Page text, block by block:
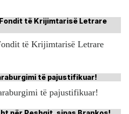
të Krijimtarisë Letrare
të pajustifikuar!